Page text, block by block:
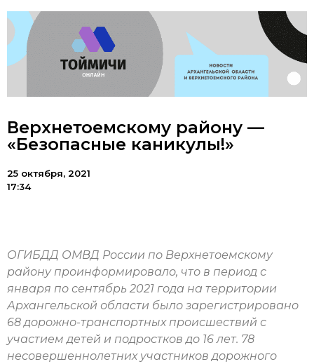
Верхнетоемскому району —
«Безопасные каникулы!»
25 октября, 2021
17:34
ОГИБДД ОМВД России по Верхнетоемскому
району проинформировало, что в период с
января по сентябрь 2021 года на территории
Архангельской области было зарегистрировано
68 дорожно-транспортных происшествий с
участием детей и подростков до 16 лет. 78
несовершеннолетних участников дорожного